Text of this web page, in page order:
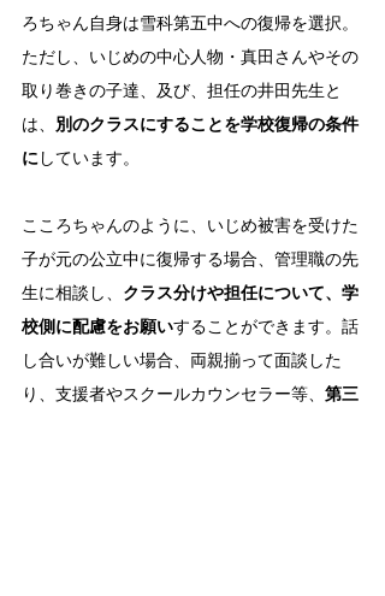
ろちゃん自身は雪科第五中への復帰を選択。
ただし、いじめの中心人物・真田さんやその
取り巻きの子達、及び、担任の井田先生と
は、 別のクラスにすることを学校復帰の条件
に しています。
こころちゃんのように、いじめ被害を受けた
子が元の公立中に復帰する場合、管理職の先
生に相談し、 クラス分けや担任について、学
校側に配慮をお願いすることができます。話
し合いが難しい場合、両親揃って面談した
り、支援者やスクールカウンセラー等、 第三